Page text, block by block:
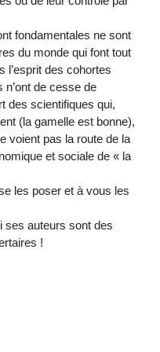
fondamentales ne sont
du monde qui font tout
l’esprit des cohortes
n’ont de cesse de
des scientifiques qui,
(la gamelle est bonne),
voient pas la route de la
et sociale de « la
les poser et à vous les
ses auteurs sont des
!